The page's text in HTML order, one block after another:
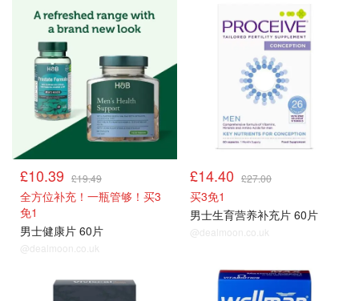
男士保健品
£10.39 £19.49
全方位补充！一瓶管够！买3
免1
男士健康片 60片
@dealmoon.co.uk
£14.40 £27.00
买3免1
男士生育营养补充片 60片
@dealmoon.co.uk
男士保健品 男士保健品